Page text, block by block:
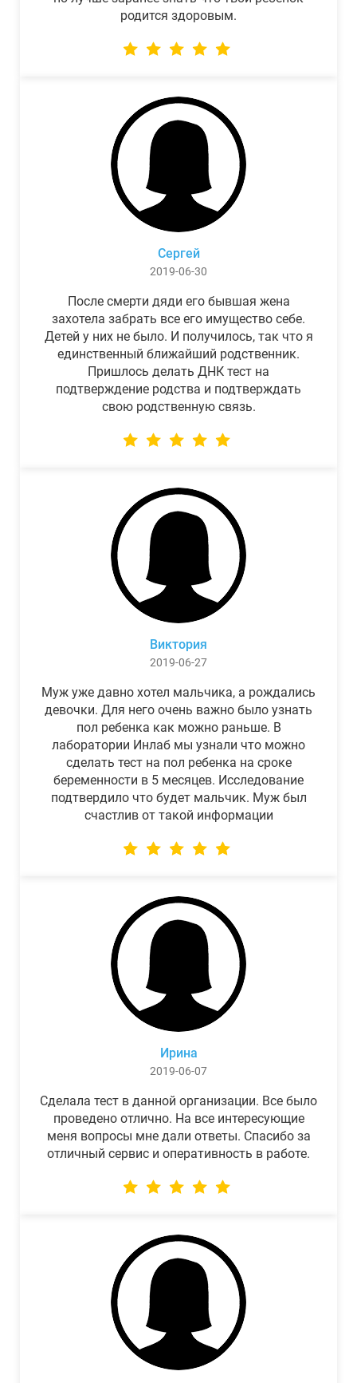
родится здоровым.
Сергей
2019-06-30
После смерти дяди его бывшая жена
захотела забрать все его имущество себе.
Детей у них не было. И получилось, так что я
единственный ближайший родственник.
Пришлось делать ДНК тест на
подтверждение родства и подтверждать
свою родственную связь.
Виктория
2019-06-27
Муж уже давно хотел мальчика, а рождались
девочки. Для него очень важно было узнать
пол ребенка как можно раньше. В
лаборатории Инлаб мы узнали что можно
сделать тест на пол ребенка на сроке
беременности в 5 месяцев. Исследование
подтвердило что будет мальчик. Муж был
счастлив от такой информации
Ирина
2019-06-07
Сделала тест в данной организации. Все было
проведено отлично. На все интересующие
меня вопросы мне дали ответы. Спасибо за
отличный сервис и оперативность в работе.